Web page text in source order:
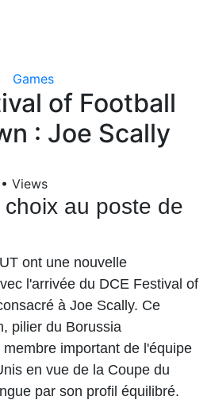
Games
of Football
: Joe Scally
• Views
au poste de
ont une nouvelle
l'arrivée du DCE Festival of
à Joe Scally. Ce
pilier du Borussia
important de l'équipe
en vue de la Coupe du
par son profil équilibré.